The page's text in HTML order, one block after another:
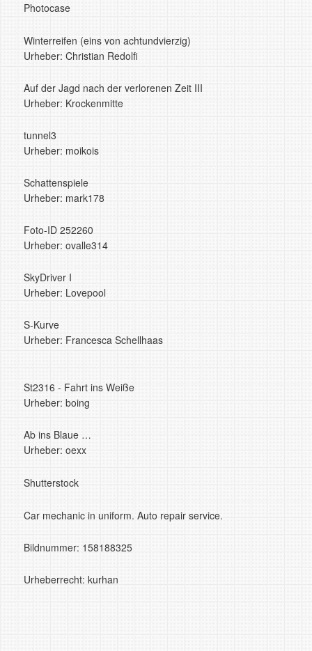
Photocase
Winterreifen (eins von achtundvierzig)
Urheber: Christian Redolfi
Auf der Jagd nach der verlorenen Zeit III
Urheber: Krockenmitte
tunnel3
Urheber: moikois
Schattenspiele
Urheber: mark178
Foto-ID 252260
Urheber: ovalle314
SkyDriver I
Urheber: Lovepool
S-Kurve
Urheber: Francesca Schellhaas
St2316 - Fahrt ins Weiße
Urheber: boing
Ab ins Blaue …
Urheber: oexx
Shutterstock
Car mechanic in uniform. Auto repair service.
Bildnummer: 158188325
Urheberrecht: kurhan